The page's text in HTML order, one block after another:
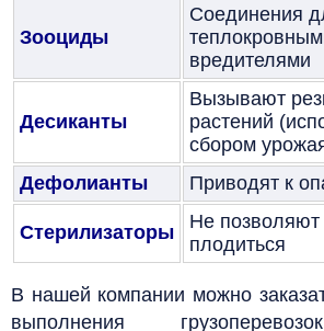
Зооциды
Соединения
вредителями
Десиканты
Вызывают
растений
сбором
Дефолианты
Приводят к
Стерилизаторы
Не
плодиться
В нашей компании можно
выполнения